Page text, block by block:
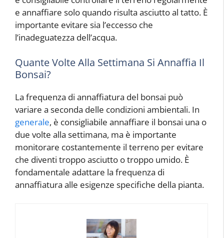
e annaffiare solo quando risulta asciutto al tatto. È
importante evitare sia l’eccesso che
l’inadeguatezza dell’acqua.
Quante Volte Alla Settimana Si Annaffia Il
Bonsai?
La frequenza di annaffiatura del bonsai può
variare a seconda delle condizioni ambientali. In
generale, è consigliabile annaffiare il bonsai una o
due volte alla settimana, ma è importante
monitorare costantemente il terreno per evitare
che diventi troppo asciutto o troppo umido. È
fondamentale adattare la frequenza di
annaffiatura alle esigenze specifiche della pianta.